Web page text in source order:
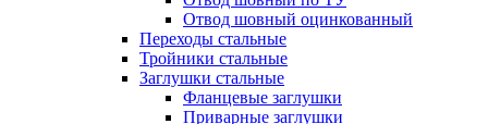
Отвод шовный оцинкованный
Переходы стальные
Тройники стальные
Заглушки стальные
Фланцевые заглушки
Приварные заглушки